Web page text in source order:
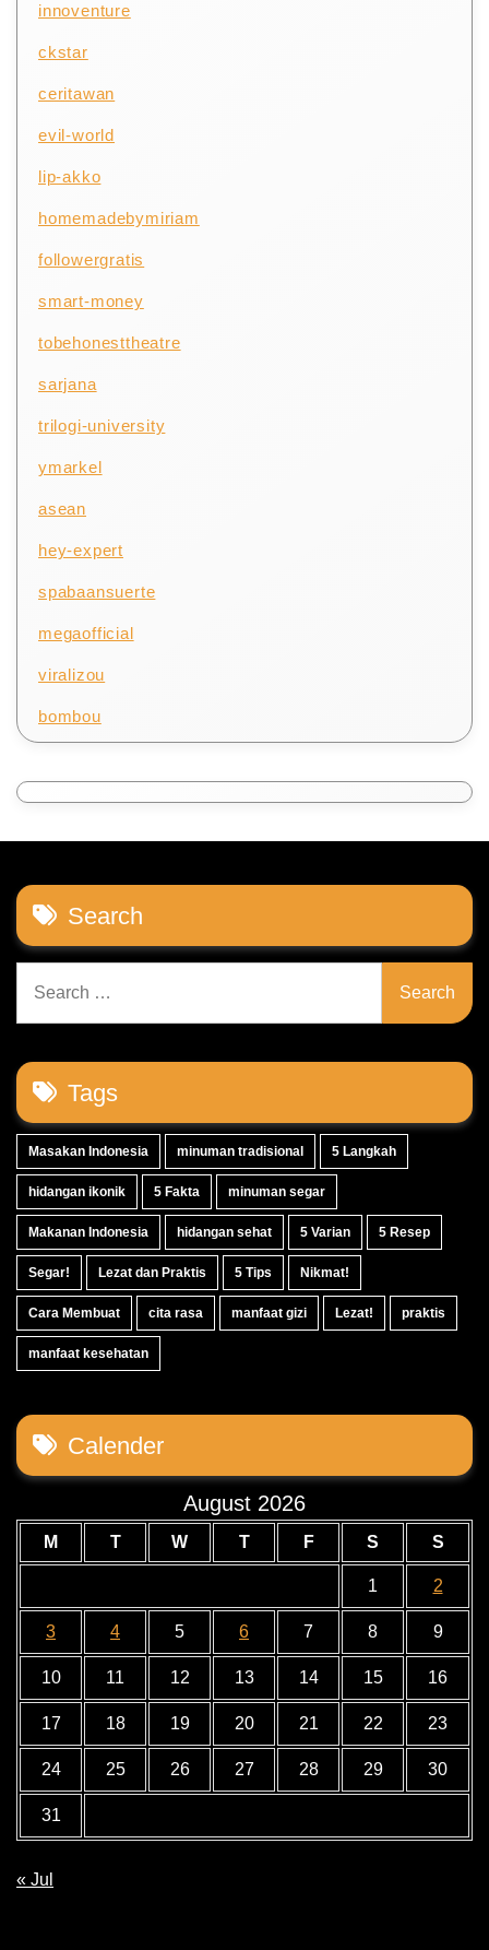
innoventure
ckstar
ceritawan
evil-world
lip-akko
homemadebymiriam
followergratis
smart-money
tobehonesttheatre
sarjana
trilogi-university
ymarkel
asean
hey-expert
spabaansuerte
megaofficial
viralizou
bombou
Search
for:
Tags
Masakan Indonesia minuman tradisional 5 Langkah
hidangan ikonik 5 Fakta minuman segar
Makanan Indonesia hidangan sehat 5 Varian 5 Resep
Segar! Lezat dan Praktis 5 Tips Nikmat!
Cara Membuat cita rasa manfaat gizi Lezat! praktis
manfaat kesehatan
Calender
August 2026
M T W T F S S
1 2
3 4 5 6 7 8 9
10 11 12 13 14 15 16
17 18 19 20 21 22 23
24 25 26 27 28 29 30
31
« Jul